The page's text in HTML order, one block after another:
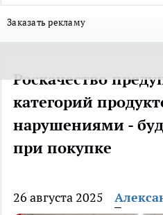
Заказать рекламу
Роскачество
категорий
нарушениями -
при покупке
26 августа 2025